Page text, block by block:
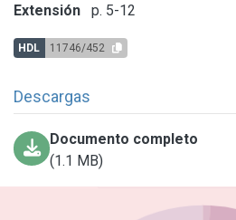
Extensión p. 5-12
HDL 11746/452
Descargas
Documento completo
(1.1 MB)